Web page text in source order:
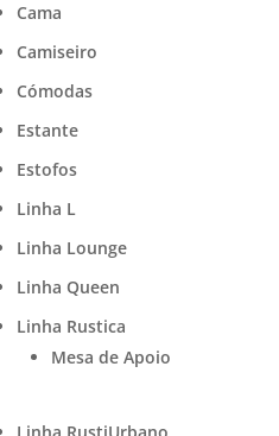
Cama
Camiseiro
Cómodas
Estante
Estofos
Linha L
Linha Lounge
Linha Queen
Linha Rustica
Mesa de Apoio